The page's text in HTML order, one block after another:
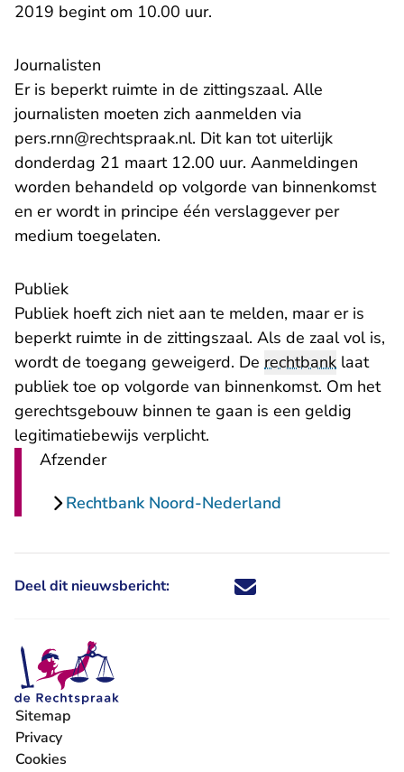
2019 begint om 10.00 uur.
Journalisten
Er is beperkt ruimte in de zittingszaal. Alle
journalisten moeten zich aanmelden via
pers.rnn@rechtspraak.nl. Dit kan tot uiterlijk
donderdag 21 maart 12.00 uur. Aanmeldingen
worden behandeld op volgorde van binnenkomst
en er wordt in principe één verslaggever per
medium toegelaten.
Publiek
Publiek hoeft zich niet aan te melden, maar er is
beperkt ruimte in de zittingszaal. Als de zaal vol is,
wordt de toegang geweigerd. De rechtbank laat
publiek toe op volgorde van binnenkomst. Om het
gerechtsgebouw binnen te gaan is een geldig
legitimatiebewijs verplicht.
Afzender
Rechtbank Noord-Nederland
Deel dit nieuwsbericht: Deel dit nieuwsbericht via X -
Deel dit nieuwsbericht via
Deel dit nieuwsbericht
Deel dit
Sitemap
Privacy
Cookies